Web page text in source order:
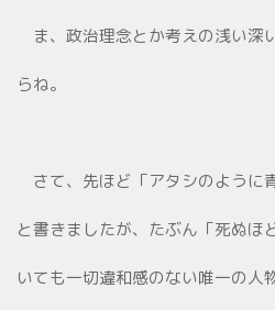
ま、政治理念とか考えの浅い深
らね。
さて、先ほど「アタシのように
と書きましたが、たぶん「死ぬほ
いても一切違和感のない唯一の人